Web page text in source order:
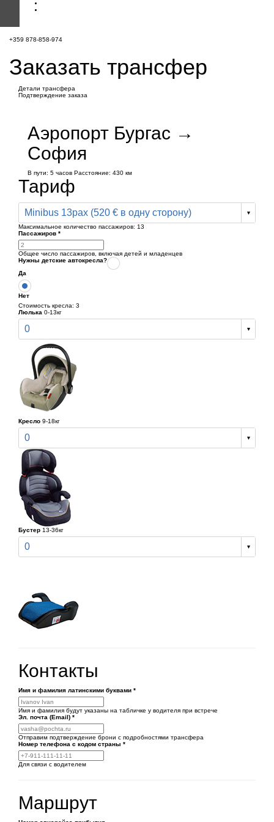
+359 878-858-974
Заказать трансфер
Детали трансфера
Подтверждение заказа
Аэропорт Бургас →
София
В пути: 5 часов Расстояние: 430 км
Тариф
Minibus 13pax (520 € в одну сторону)
Максимальное количество пассажиров: 13
Пассажиров *
Общее число пассажиров, включая детей и младенцев
Нужны детские автокресла?
Да
Нет
Стоимость кресла: 3
Люлька 0-13кг
0
Кресло 9-18кг
0
Бустер 13-36кг
0
Контакты
Имя и фамилия латинскими буквами *
Имя и фамилия будут указаны на табличке у водителя при встрече
Эл. почта (Email) *
Отправим подтверждение брони с подробностями трансфера
Номер телефона с кодом страны *
Для связи с водителем
Маршрут